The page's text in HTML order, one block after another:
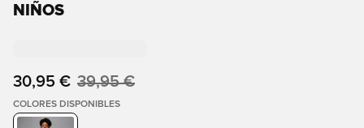
NIÑOS
30,95 € 39,95 €
COLORES DISPONIBLES